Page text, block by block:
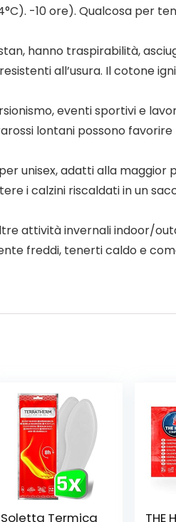
-10 ore). Qualcosa per
hanno traspirabilità,
all’usura. Il cotone
eventi sportivi e
lontani possono
unisex, adatti alla maggior
i calzini riscaldati in un
attività invernali indoor/
freddi, tenerti caldo e
Soletta Termica THE